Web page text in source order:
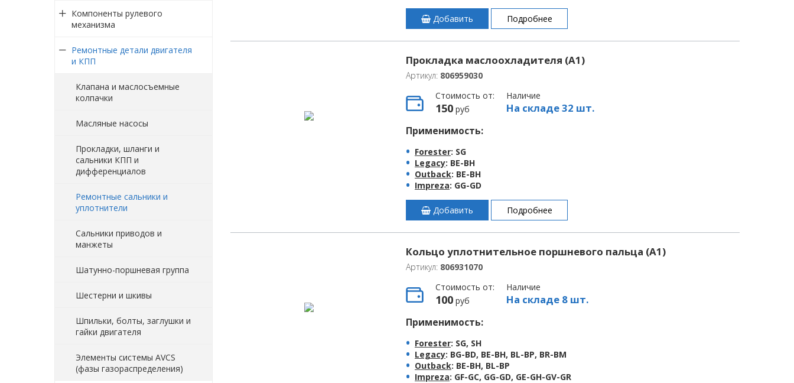
Компоненты рулевого
механизма
Ремонтные детали двигателя
и КПП
Клапана и маслосъемные
колпачки
Масляные насосы
Прокладки, шланги и
сальники КПП и
дифференциалов
Ремонтные сальники и
уплотнители
Сальники приводов и
манжеты
Шатунно-поршневая группа
Шестерни и шкивы
Шпильки, болты, заглушки и
гайки двигателя
Элементы системы AVCS
(фазы газораспределения)
Добавить Подробнее
Прокладка маслоохладителя (A1)
Артикул: 806959030
Стоимость от:
150руб
Наличие
На складе 32 шт.
Применимость:
Forester: SG
Legacy: BE-BH
Outback: BE-BH
Impreza: GG-GD
Добавить Подробнее
Кольцо уплотнительное поршневого пальца (A1)
Артикул: 806931070
Стоимость от:
100руб
Наличие
На складе 8 шт.
Применимость:
Forester: SG, SH
Legacy: BG-BD, BE-BH, BL-BP, BR-BM
Outback: BE-BH, BL-BP
Impreza: GF-GC, GG-GD, GE-GH-GV-GR